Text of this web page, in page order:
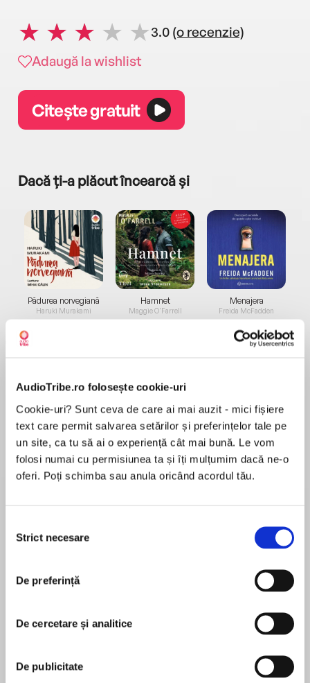
AudioTribe.ro folosește cookie-uri
Cookie-uri? Sunt ceva de care ai mai auzit - mici fișiere
text care permit salvarea setărilor și preferințelor tale pe
un site, ca tu să ai o experiență cât mai bună. Le vom
folosi numai cu permisiunea ta și îți mulțumim dacă ne-o
oferi. Poți schimba sau anula oricând acordul tău.
consimțământului
Strict necesare
De preferință
De cercetare și analitice
De publicitate
3.0 (o recenzie)
Adaugă la wishlist
Citește gratuit
Dacă ți-a plăcut încearcă și
Pădurea norvegiană
Haruki Murakami
Elita de Argint (Elita
de...
Dani Francis
Hamnet
Maggie O'Farrell
Diavolul se îmbracă de
la...
Lauren Weisberger
Menajera
Freida McFadden
Migdală
Sohn Won-pyung
Simți totul la o intensitate prea mare? Ți se pare
ar putea fi, de fapt, o foarte mare calitate:
hipersensibilitatea. Fabrice Midal susține că,
sensibilitatea acută, scăpând astfel de o
MAI MULT
pentru această carte